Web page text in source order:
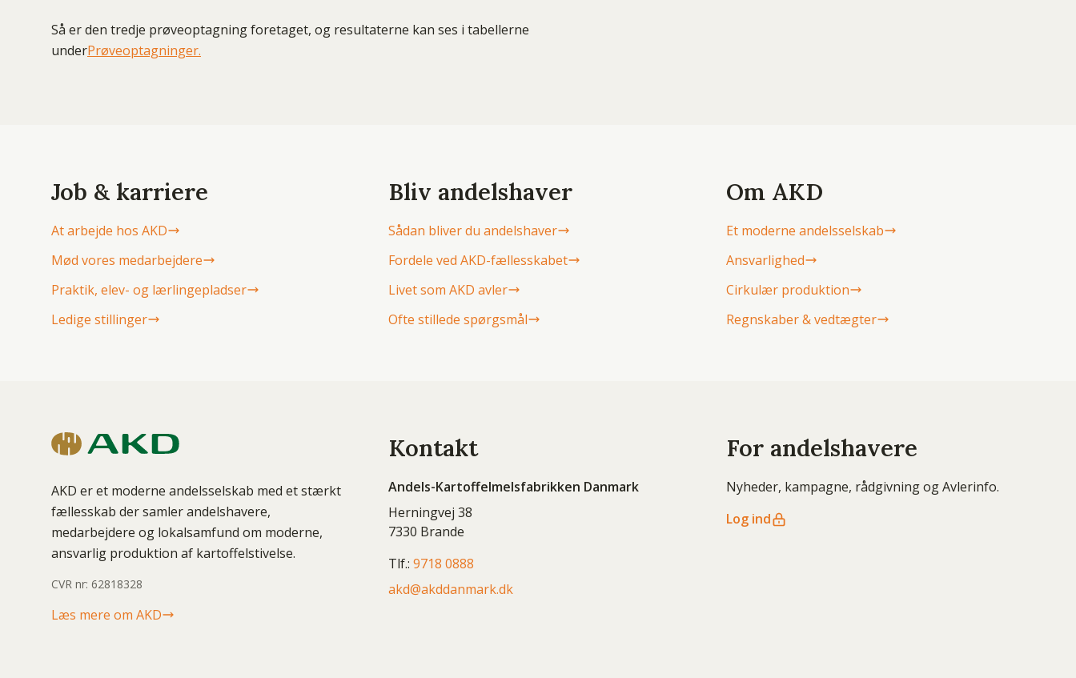
Så er den tredje prøveoptagning foretaget, og resultaterne kan ses i tabellerne
underPrøveoptagninger.
Job & karriere
At arbejde hos AKD
Mød vores medarbejdere
Praktik, elev- og lærlingepladser
Ledige stillinger
Bliv andelshaver
Sådan bliver du andelshaver
Fordele ved AKD-fællesskabet
Livet som AKD avler
Ofte stillede spørgsmål
Om AKD
Et moderne andelsselskab
Ansvarlighed
Cirkulær produktion
Regnskaber & vedtægter
AKD er et moderne andelsselskab med et stærkt
fællesskab der samler andelshavere,
medarbejdere og lokalsamfund om moderne,
ansvarlig produktion af kartoffelstivelse.
CVR nr: 62818328
Læs mere om AKD
Kontakt
Andels-Kartoffelmelsfabrikken Danmark
Herningvej 38
7330 Brande
Tlf.:9718 0888
akd@akddanmark.dk
For andelshavere
Nyheder, kampagne, rådgivning og Avlerinfo.
Log ind